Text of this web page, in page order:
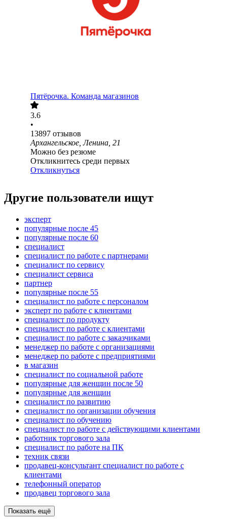
Пятёрочка. Команда магазинов
3.6
•
13897 отзывов
Архангельское, Ленина, 21
Можно без резюме
Откликнитесь среди первых
Откликнуться
Другие пользователи ищут
эксперт
популярные после 45
популярные после 60
специалист
специалист по работе с партнерами
специалист по сервису
специалист сервиса
партнер
популярные после 55
специалист по работе с персоналом
эксперт по работе с клиентами
специалист по продукту
специалист по работе с клиентами
специалист по работе с заказчиками
менеджер по работе с организациями
менеджер по работе с предприятиями
в магазин
специалист по социальной работе
популярные для женщин после 50
популярные для женщин
специалист по развитию
специалист по организации обучения
специалист по обучению
специалист по работе с действующими клиентами
работник торгового зала
специалист по работе на ПК
техник связи
продавец-консультант специалист по работе с
клиентами
телефонный оператор
продавец торгового зала
Показать ещё